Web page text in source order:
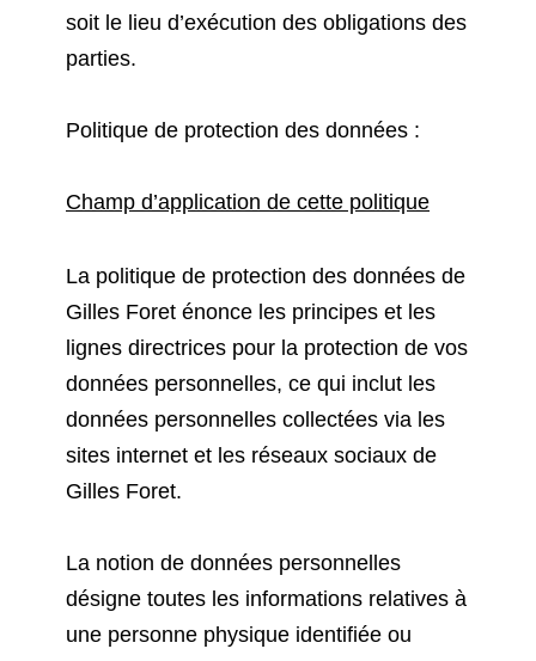
soit le lieu d’exécution des obligations des
parties.
Politique de protection des données :
Champ d’application de cette politique
La politique de protection des données de
Gilles Foret énonce les principes et les
lignes directrices pour la protection de vos
données personnelles, ce qui inclut les
données personnelles collectées via les
sites internet et les réseaux sociaux de
Gilles Foret.
La notion de données personnelles
désigne toutes les informations relatives à
une personne physique identifiée ou